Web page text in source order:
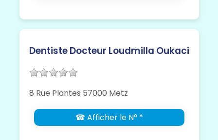
Dentiste Docteur Loudmilla Oukaci
8 Rue Plantes 57000 Metz
☎ Afficher le N° *